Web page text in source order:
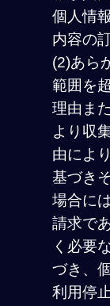
個人情
内容の
(2)あら
範囲を
理由ま
より収
由によ
基づき
場合に
請求で
く必要
づき、
利用停